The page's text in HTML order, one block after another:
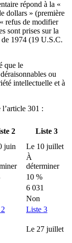
répond à la «
dollars » (première
refus de modifier
sont prises sur la
1974 (19 U.S.C.
que le
ou
intellectuelle et à
301 :
2
Liste 3
juin
Le 10 juillet
À
déterminer
10 %
6 031
Non
Liste 3
Le 27 juillet